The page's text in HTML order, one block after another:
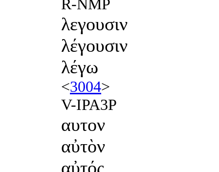
R-NMP
λεγουσιν
λέγουσιν
λέγω
<3004>
V-IPA3P
αυτον
αὐτὸν
αὐτός